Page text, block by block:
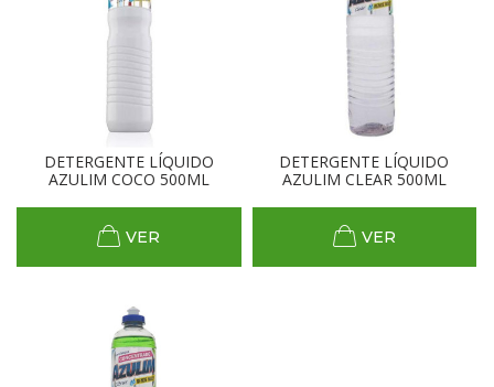
DETERGENTE LÍQUIDO
AZULIM COCO 500ML
VER
DETERGENTE LÍQUIDO
AZULIM CLEAR 500ML
VER